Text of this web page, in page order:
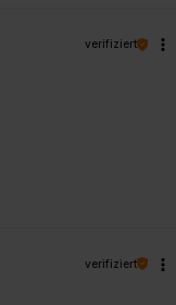
verifiziert
verifiziert